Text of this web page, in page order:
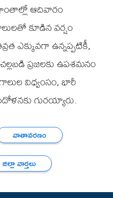
ఆదివారం
కూడిన వర్షం
ఎక్కువగా ఉన్నప్పటికీ,
ప్రజలకు ఉపశమనం
విధ్వంసం, భారీ
గురయ్యారు.
వాతావరణం
జిల్లా వార్తలు